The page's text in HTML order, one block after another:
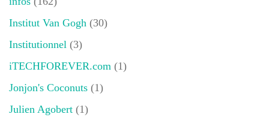
Institut Van Gogh (30)
Institutionnel (3)
iTECHFOREVER.com (1)
Jonjon's Coconuts (1)
Julien Agobert (1)